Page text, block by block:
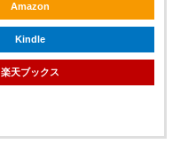
Amazon
Kindle
楽天ブックス